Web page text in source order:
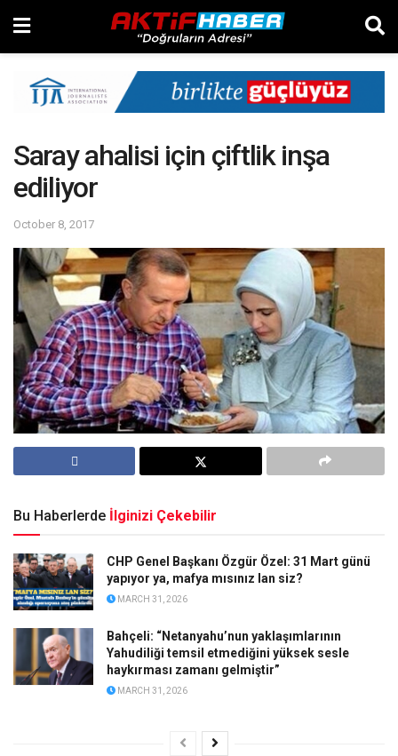
Saray ahalisi için çiftlik inşa
ediliyor
October 8, 2017
Bu Haberlerde İlginizi Çekebilir
CHP Genel Başkanı Özgür Özel: 31 Mart günü
yapıyor ya, mafya mısınız lan siz?
MARCH 31, 2026
Bahçeli: “Netanyahu’nun yaklaşımlarının
Yahudiliği temsil etmediğini yüksek sesle
haykırması zamanı gelmiştir”
MARCH 31, 2026